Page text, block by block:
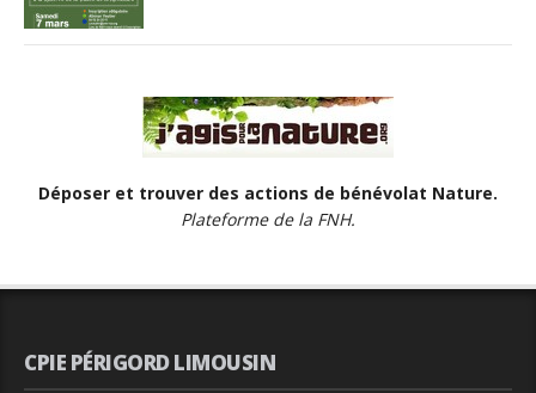
Déposer et trouver des actions de bénévolat Nature.
Plateforme de la FNH.
CPIE PÉRIGORD LIMOUSIN